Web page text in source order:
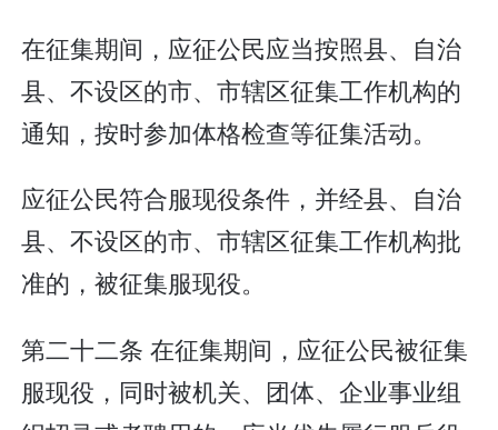
在征集期间，应征公民应当按照县、自治
县、不设区的市、市辖区征集工作机构的
通知，按时参加体格检查等征集活动。
应征公民符合服现役条件，并经县、自治
县、不设区的市、市辖区征集工作机构批
准的，被征集服现役。
第二十二条 在征集期间，应征公民被征集
服现役，同时被机关、团体、企业事业组